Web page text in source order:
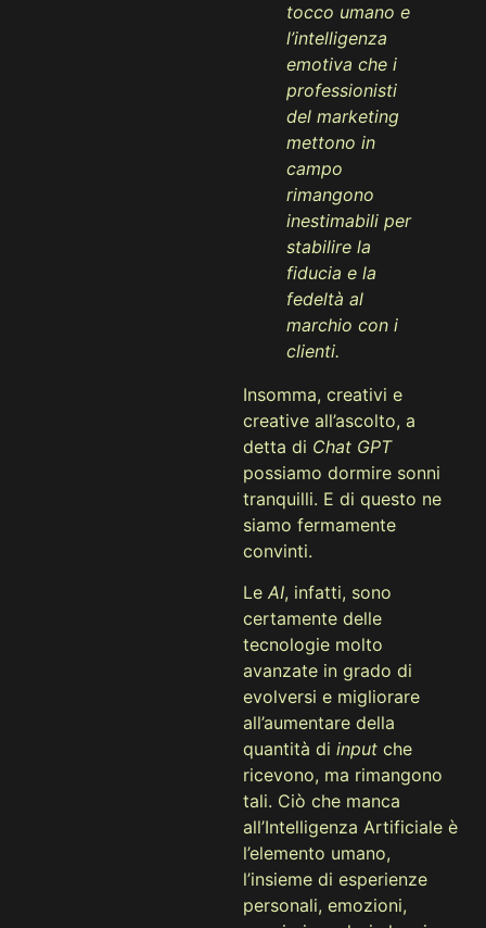
tocco umano e
l’intelligenza
emotiva che i
professionisti
del marketing
mettono in
campo
rimangono
inestimabili per
stabilire la
fiducia e la
fedeltà al
marchio con i
clienti.
Insomma, creativi e
creative all’ascolto, a
detta di Chat GPT
possiamo dormire sonni
tranquilli. E di questo ne
siamo fermamente
convinti.
Le AI, infatti, sono
certamente delle
tecnologie molto
avanzate in grado di
evolversi e migliorare
all’aumentare della
quantità di input che
ricevono, ma rimangono
tali. Ciò che manca
all’Intelligenza Artificiale è
l’elemento umano,
l’insieme di esperienze
personali, emozioni,